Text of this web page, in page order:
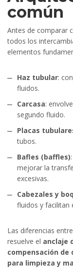
común
Antes de comparar
todos los
elementos
Haz tubular:
fluidos.
Carcasa:
segundo fluido.
Placas
tubos.
Bafles (baffles)
mejorar la
excesivas.
Cabezales y
fluidos y facilitan
Las diferencias
resuelve el anclaje
compensación
para limpieza y